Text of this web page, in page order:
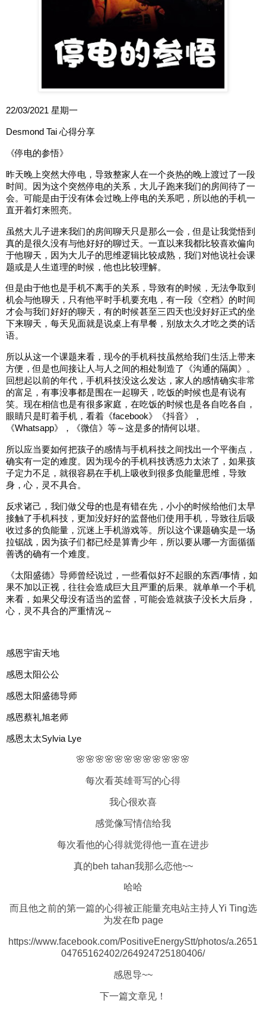
22/03/2021 星期一
Desmond Tai 心得分享
《停电的参悟》
昨天晚上突然大停电，导致整家人在一个炎热的晚上渡过了一段
时间。因为这个突然停电的关系，大儿子跑来我们的房间待了一
会。可能是由于没有体会过晚上停电的关系吧，所以他的手机一
直开着灯来照亮。
虽然大儿子进来我们的房间聊天只是那么一会，但是让我觉悟到
真的是很久没有与他好好的聊过天。一直以来我都比较喜欢偏向
于他聊天，因为大儿子的思维逻辑比较成熟，我们对他说社会课
题或是人生道理的时候，他也比较理解。
但是由于他也是手机不离手的关系，导致有的时候，无法争取到
机会与他聊天，只有他平时手机要充电，有一段《空档》的时间
才会与我们好好的聊天，有的时候甚至三四天也没好好正式的坐
下来聊天，每天见面就是说桌上有早餐，别放太久才吃之类的话
语。
所以从这一个课题来看，现今的手机科技虽然给我们生活上带来
方便，但是也间接让人与人之间的相处制造了《沟通的隔阂》。
回想起以前的年代，手机科技没这么发达，家人的感情确实非常
的富足，有事没事都是围在一起聊天，吃饭的时候也是有说有
笑。现在相信也是有很多家庭，在吃饭的时候也是各自吃各自，
眼睛只是盯着手机，看着《facebook》《抖音》，
《Whatsapp》，《微信》等～这是多的情何以堪。
所以应当要如何把孩子的感情与手机科技之间找出一个平衡点，
确实有一定的难度。因为现今的手机科技诱惑力太浓了，如果孩
子定力不足，就很容易在手机上吸收到很多负能量思维，导致
身，心，灵不具合。
反求诸己，我们做父母的也是有错在先，小小的时候给他们太早
接触了手机科技，更加没好好的监督他们使用手机，导致往后吸
收过多的负能量，沉迷上手机游戏等。所以这个课题确实是一场
拉锯战，因为孩子们都已经是算青少年，所以要从哪一方面循循
善诱的确有一个难度。
《太阳盛德》导师曾经说过，一些看似好不起眼的东西/事情，如
果不加以正视，往往会造成巨大且严重的后果。就单单一个手机
来看，如果父母没有适当的监督，可能会造就孩子没长大后身，
心，灵不具合的严重情况～
感恩宇宙天地
感恩太阳公公
感恩太阳盛德导师
感恩蔡礼旭老师
感恩太太Sylvia Lye
🌸🌸🌸🌸🌸🌸🌸🌸🌸🌸🌸🌸
每次看英雄哥写的心得
我心很欢喜
感觉像写情信给我
每次看他的心得就觉得他一直在进步
真的beh tahan我那么恋他~~
哈哈
而且他之前的第一篇的心得被正能量充电站主持人Yi Ting选
为发在fb page
https://www.facebook.com/PositiveEnergyStt/photos/a.2651
04765162402/264924725180406/
感恩导~~
下一篇文章见！